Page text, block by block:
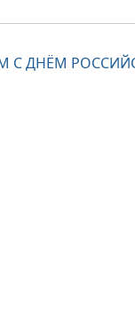
С ДНЁМ